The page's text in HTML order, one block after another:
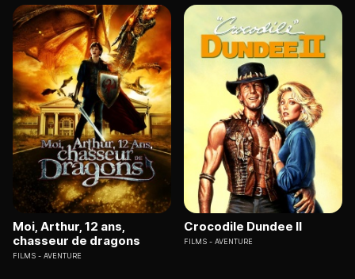
Moi, Arthur, 12 ans,
chasseur de dragons
FILMS AVENTURE
Crocodile Dundee II
FILMS AVENTURE